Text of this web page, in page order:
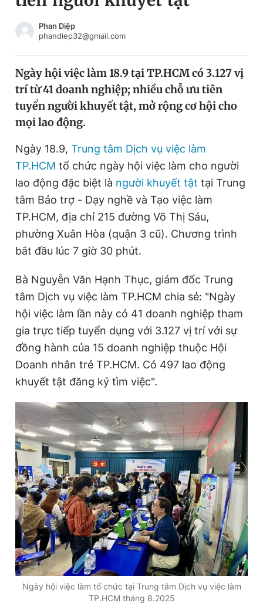
Chuyên mục khác
Chào ngày mới
Video Magazine
Sản phẩm khác
Tiện ích Bạn cần biết
Thông tin tòa soạn Liên hệ quảng cáo
Đọc Thanh Niên trên điện thoại
Theo dõi báo trên
0906 645 777 0908 780 404
Đặt báo Quảng cáo RSS Tòa soạn Chính sách bảo
Tổng biên tập: Nguyễn Ngọc Toàn
Phó tổng biên tập thường trực: Hải Thành
Phó tổng biên tập: Lâm Hiếu Dũng
Phó tổng biên tập: Trần Việt Hưng
Tổng thư ký tòa soạn: Đức Trung
Giấy phép xuất bản số 110/GP - BTTTT cấp ngày 24.3.2020
© 2003-2026 Bản quyền thuộc về Báo Thanh Niên. Cấm sao
chép dưới mọi hình thức nếu không có sự chấp thuận bằng văn
bản. Phát triển bởi ePi Technologies, JSC.
Tin đã xem
Đăng xuất
Phan Diệp
phandiep32@gmail.com
Ngày hội việc làm 18.9 tại TP.HCM có 3.127 vị
trí từ 41 doanh nghiệp; nhiều chỗ ưu tiên
tuyển người khuyết tật, mở rộng cơ hội cho
mọi lao động.
Ngày 18.9, Trung tâm Dịch vụ việc làm
TP.HCM tổ chức ngày hội việc làm cho người
lao động đặc biệt là người khuyết tật tại Trung
tâm Bảo trợ - Dạy nghề và Tạo việc làm
TP.HCM, địa chỉ 215 đường Võ Thị Sáu,
phường Xuân Hòa (quận 3 cũ). Chương trình
bắt đầu lúc 7 giờ 30 phút.
Bà Nguyễn Văn Hạnh Thục, giám đốc Trung
tâm Dịch vụ việc làm TP.HCM chia sẻ: "Ngày
hội việc làm lần này có 41 doanh nghiệp tham
gia trực tiếp tuyển dụng với 3.127 vị trí với sự
đồng hành của 15 doanh nghiệp thuộc Hội
Doanh nhân trẻ TP.HCM. Có 497 lao động
khuyết tật đăng ký tìm việc".
Ngày hội việc làm tổ chức tại Trung tâm Dịch vụ việc làm
TP.HCM tháng 8.2025